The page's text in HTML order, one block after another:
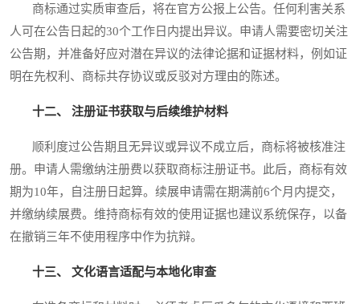
商标通过实质审查后，将在官方公报上公告。任何利害关系
人可在公告日起的30个工作日内提出异议。申请人需要密切关注
公告期，并准备好应对潜在异议的法律论据和证据材料，例如证
明在先权利、商标共存协议或反驳对方理由的陈述。
十二、 注册证书获取与后续维护材料
顺利度过公告期且无异议或异议不成立后，商标将被核准注
册。申请人需缴纳注册费以获取商标注册证书。此后，商标有效
期为10年，自注册日起算。续展申请需在期满前6个月内提交，
并缴纳续展费。维持商标有效的使用证据也建议系统保存，以备
在撤销三年不使用程序中作为抗辩。
十三、 文化语言适配与本地化审查